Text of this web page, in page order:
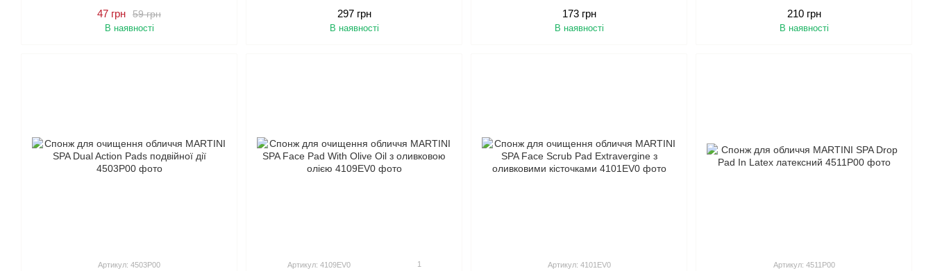
59 грн
47 грн
В наявності
297 грн
В наявності
173 грн
В наявності
210 грн
В наявності
Артикул: 4503P00 Артикул: 4109EV0 1 Артикул: 4101EV0 Артикул: 4511P00